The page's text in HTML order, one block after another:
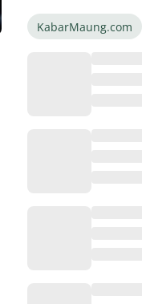
KabarMaung.com